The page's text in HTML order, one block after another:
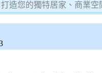
造您的獨特居家、商業